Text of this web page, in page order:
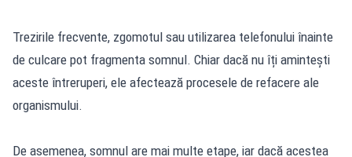
Trezirile frecvente, zgomotul sau utilizarea telefonului înainte
de culcare pot fragmenta somnul. Chiar dacă nu îți amintești
aceste întreruperi, ele afectează procesele de refacere ale
organismului.
De asemenea, somnul are mai multe etape, iar dacă acestea